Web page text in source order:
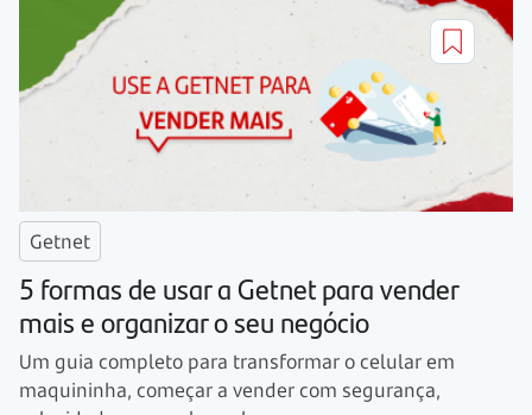
Getnet
5 formas de usar a Getnet para vender
mais e organizar o seu negócio
Um guia completo para transformar o celular em
maquininha, começar a vender com segurança,